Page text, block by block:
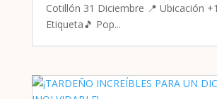
Cotillón 31 Diciembre 📍 Ubicación
Etiqueta🎵 Pop...